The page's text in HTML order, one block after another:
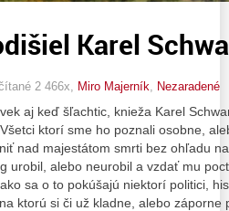
Karel
2 466x, Miro Majerník Nezaradené
aj keď šľachtic, knieža Karel
ktorí sme ho poznali osobne,
nad majestátom smrti bez ohľadu
urobil, alebo neurobil a vzdať mu
sa o to pokúšajú niektorí politici,
ktorú si či už kladne, alebo záporne